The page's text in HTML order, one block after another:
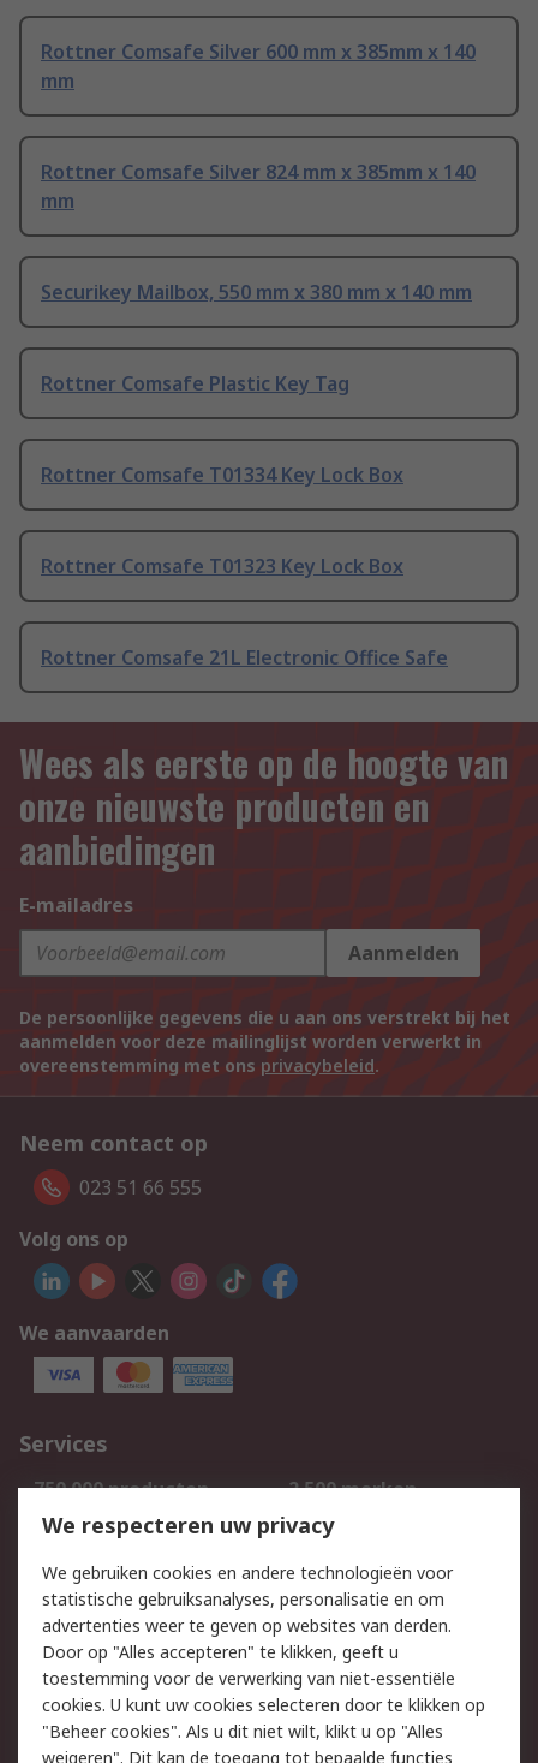
Rottner Comsafe Silver 600 mm x 385mm x 140
mm
Rottner Comsafe Silver 824 mm x 385mm x 140
mm
Securikey Mailbox, 550 mm x 380 mm x 140 mm
Rottner Comsafe Plastic Key Tag
Rottner Comsafe T01334 Key Lock Box
Rottner Comsafe T01323 Key Lock Box
Rottner Comsafe 21L Electronic Office Safe
Wees als eerste op de hoogte van
onze nieuwste producten en
aanbiedingen
E-mailadres
Aanmelden
De persoonlijke gegevens die u aan ons verstrekt bij het
aanmelden voor deze mailinglijst worden verwerkt in
overeenstemming met ons privacybeleid.
Neem contact op
023 51 66 555
Volg ons op
We aanvaarden
Services
750.000 producten
2.500 merken
Bestellen
Inkoopoplossingen
Track & Trace
Wettelijk
Cookiebeleid
Email veiligheid
Privacybeleid
Websitevoorwaarden
We respecteren uw privacy
We gebruiken cookies en andere technologieën voor
statistische gebruiksanalyses, personalisatie en om
advertenties weer te geven op websites van derden.
Door op "Alles accepteren" te klikken, geeft u
toestemming voor de verwerking van niet-essentiële
cookies. U kunt uw cookies selecteren door te klikken op
"Beheer cookies". Als u dit niet wilt, klikt u op "Alles
weigeren". Dit kan de toegang tot bepaalde functies